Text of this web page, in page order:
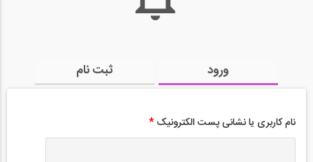
ورود ثبت نام
نام کاربری یا نشانی پست الکترونیک *